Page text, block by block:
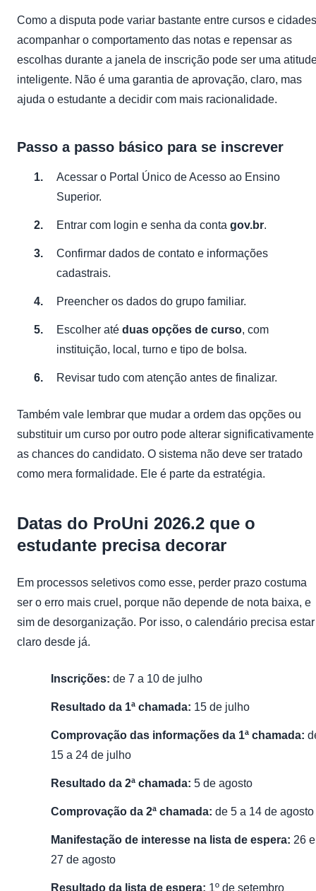
Como a disputa pode variar bastante entre cursos e
acompanhar o comportamento das notas e repensar as
escolhas durante a janela de inscrição pode ser uma
inteligente. Não é uma garantia de aprovação, claro, mas
ajuda o estudante a decidir com mais racionalidade.
Passo a passo básico para se inscrever
Acessar o Portal Único de Acesso ao Ensino
Superior.
Entrar com login e senha da conta gov.br.
Confirmar dados de contato e informações
cadastrais.
Preencher os dados do grupo familiar.
Escolher até duas opções de curso, com
instituição, local, turno e tipo de bolsa.
Revisar tudo com atenção antes de finalizar.
Também vale lembrar que mudar a ordem das opções ou
substituir um curso por outro pode alterar significativamente
as chances do candidato. O sistema não deve ser tratado
como mera formalidade. Ele é parte da estratégia.
Datas do ProUni 2026.2 que o
estudante precisa decorar
Em processos seletivos como esse, perder prazo costuma
ser o erro mais cruel, porque não depende de nota baixa, e
sim de desorganização. Por isso, o calendário precisa estar
claro desde já.
Inscrições: de 7 a 10 de julho
Resultado da 1ª chamada: 15 de julho
Comprovação das informações da 1ª chamada:
15 a 24 de julho
Resultado da 2ª chamada: 5 de agosto
Comprovação da 2ª chamada: de 5 a 14 de agosto
Manifestação de interesse na lista de espera: 26 e
27 de agosto
Resultado da lista de espera: 1º de setembro